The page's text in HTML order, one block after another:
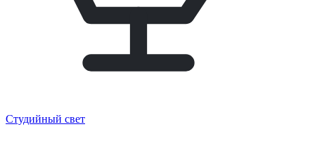
Студийный свет